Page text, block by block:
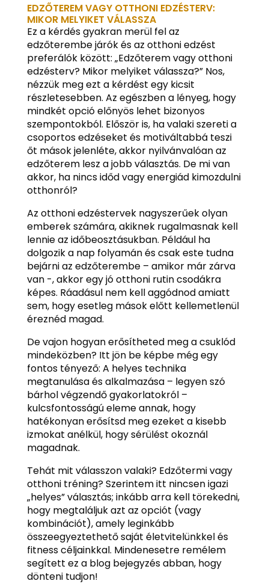
EDZŐTEREM VAGY OTTHONI EDZÉSTERV:
MIKOR MELYIKET VÁLASSZA
Ez a kérdés gyakran merül fel az
edzőterembe járók és az otthoni edzést
preferálók között: „Edzőterem vagy otthoni
edzésterv? Mikor melyiket válassza?” Nos,
nézzük meg ezt a kérdést egy kicsit
részletesebben. Az egészben a lényeg, hogy
mindkét opció előnyös lehet bizonyos
szempontokból. Először is, ha valaki szereti a
csoportos edzéseket és motiváltabbá teszi
őt mások jelenléte, akkor nyilvánvalóan az
edzőterem lesz a jobb választás. De mi van
akkor, ha nincs időd vagy energiád kimozdulni
otthonról?
Az otthoni edzéstervek nagyszerűek olyan
emberek számára, akiknek rugalmasnak kell
lennie az időbeosztásukban. Például ha
dolgozik a nap folyamán és csak este tudna
bejárni az edzőterembe – amikor már zárva
van -, akkor egy jó otthoni rutin csodákra
képes. Ráadásul nem kell aggódnod amiatt
sem, hogy esetleg mások előtt kellemetlenül
éreznéd magad.
De vajon hogyan erősítheted meg a csuklód
mindeközben? Itt jön be képbe még egy
fontos tényező: A helyes technika
megtanulása és alkalmazása – legyen szó
bárhol végzendő gyakorlatokról –
kulcsfontosságú eleme annak, hogy
hatékonyan erősítsd meg ezeket a kisebb
izmokat anélkül, hogy sérülést okoznál
magadnak.
Tehát mit válasszon valaki? Edzőtermi vagy
otthoni tréning? Szerintem itt nincsen igazi
„helyes” választás; inkább arra kell törekedni,
hogy megtaláljuk azt az opciót (vagy
kombinációt), amely leginkább
összeegyeztethető saját életvitelünkkel és
fitness céljainkkal. Mindenesetre remélem
segített ez a blog bejegyzés abban, hogy
dönteni tudjon!